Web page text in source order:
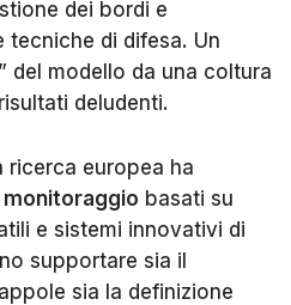
dei bordi e
tecniche di difesa. Un
del modello da una coltura
deludenti.
ricerca europea ha
basati su
e sistemi innovativi di
supportare sia il
sia la definizione